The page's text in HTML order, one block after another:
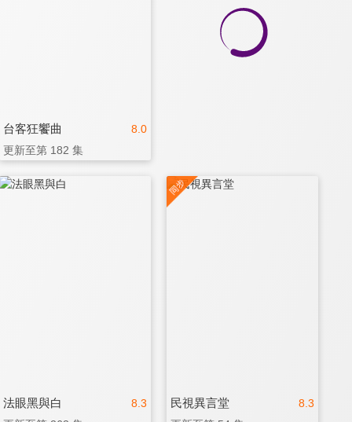
8.0
台客狂饗曲
更新至第 182 集
8.3
法眼黑與白 8.3
民視異言堂